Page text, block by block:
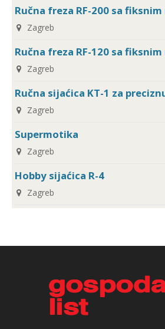
Ručna freza RF-200 sa fiksnim
Zagreb
Ručna freza RF-120 sa fiksnim
Zagreb
Ručna sijaćica KT-1 za
Zagreb
Supermotika
Zagreb
Hobby sijaćica R-4
Zagreb